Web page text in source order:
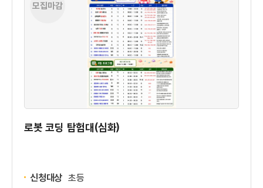
모집마감
로봇 코딩 탐험대(심화)
신청대상 초등